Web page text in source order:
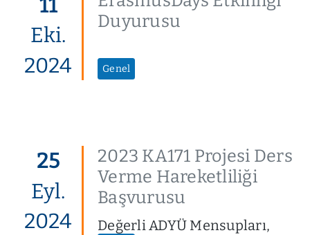
11
Eki.
2024
Duyurusu
Genel
25
Eyl.
2024
2023 KA171 Projesi Ders
Verme Hareketliliği
Başvurusu
Değerli ADYÜ Mensupları,